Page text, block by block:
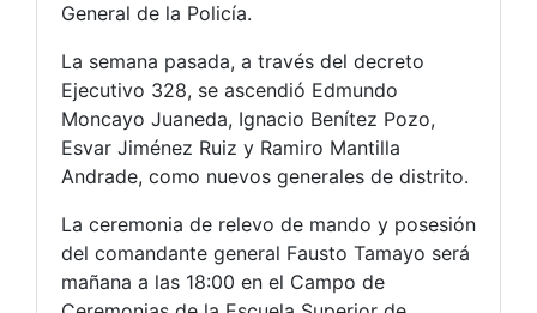
General de la Policía.​
La semana pasada, a través del decreto
Ejecutivo 328, se ascendió Edmundo
Moncayo Juaneda, Ignacio Benítez Pozo,
Esvar Jiménez Ruiz y Ramiro Mantilla
Andrade, como nuevos generales de distrito.
La ceremonia de relevo de mando y posesión
del comandante general Fausto Tamayo será
mañana a las 18:00 en el Campo de